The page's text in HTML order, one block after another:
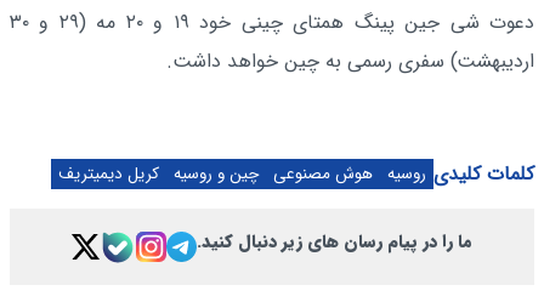
دعوت شی جین پینگ همتای چینی خود ۱۹ و ۲۰ مه (۲۹ و ۳۰
اردیبهشت) سفری رسمی به چین خواهد داشت.
کلمات کلیدی روسیه هوش مصنوعی چین و روسیه کریل دیمیتریف
ما را در پیام رسان های زیر دنبال کنید.